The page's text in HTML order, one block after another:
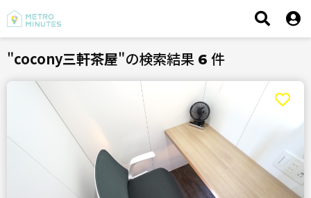
"cocony三軒茶屋"の検索結果 6 件